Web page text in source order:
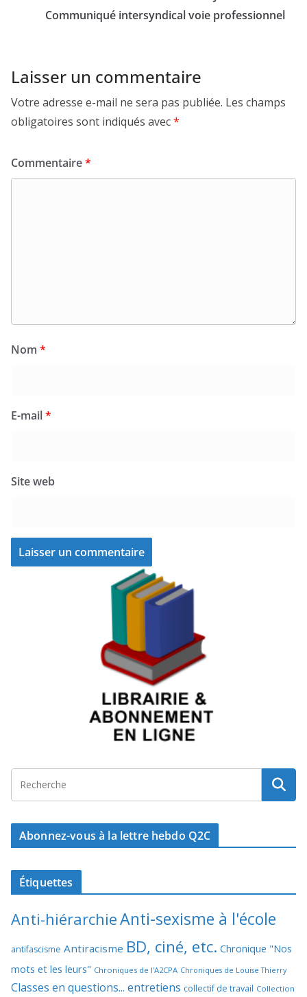
Communiqué intersyndical voie professionnel
Laisser un commentaire
Votre adresse e-mail ne sera pas publiée. Les champs
obligatoires sont indiqués avec*
Commentaire*
Nom *
E-mail*
Site web
Abonnez-vous à la lettre hebdo Q2C
Étiquettes
Anti-hiérarchieAnti-sexisme à l'école
antifascisme Antiracisme BD, ciné, etc. Chronique "Nos
mots et les leurs" Chroniques de l'A2CPA Chroniques de Louise Thierry
Classes en questions... entretiens collectif de travail Collection